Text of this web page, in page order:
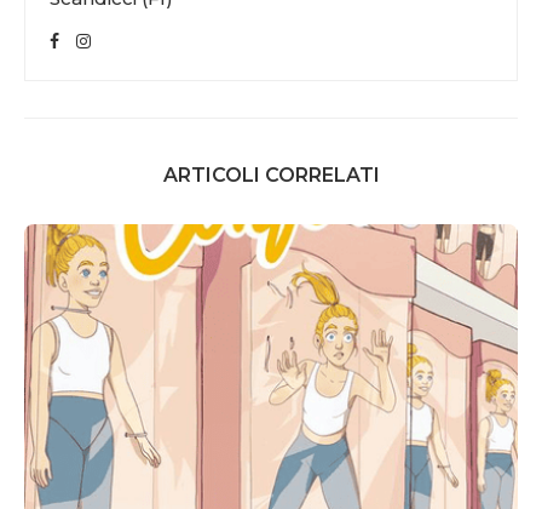
ARTICOLI CORRELATI